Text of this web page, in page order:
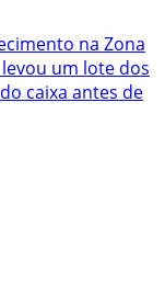
na Zona
um lote dos
caixa antes de